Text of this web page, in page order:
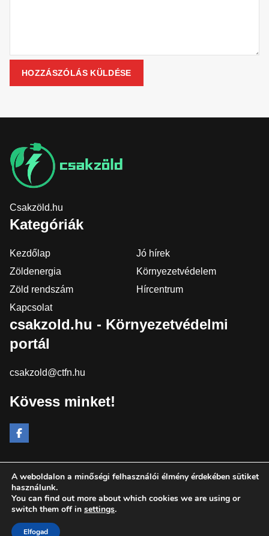
Csakzöld.hu
Kategóriák
Kezdőlap
Jó hírek
Zöldenergia
Környezetvédelem
Zöld rendszám
Hírcentrum
Kapcsolat
csakzold.hu - Környezetvédelmi
portál
csakzold@ctfn.hu
Kövess minket!
Copyright © 2024 csakzold.hu. Minden jog fenntartva.
Általános Szerződési Feltételek
Adatkezelési Nyilatkozat
A weboldalon a minőségi felhasználói élmény érdekében sütiket
használunk.
You can find out more about which cookies we are using or
switch them off in settings.
Elfogad